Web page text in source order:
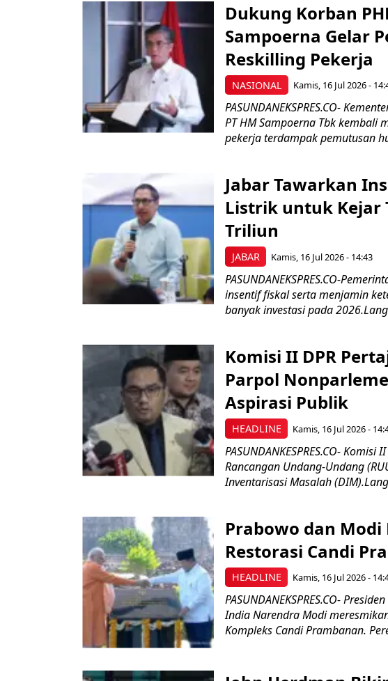
NASIONAL
Dukung Korban
Sampoerna Gelar
Reskilling Pekerja
Kamis, 16 Jul 2026 -
PASUNDANEKSPRES.CO-
PT HM Sampoerna Tbk kembali
pekerja terdampak pemutusan
JABAR
Jabar Tawarkan
Listrik untuk Kejar
Triliun
Kamis, 16 Jul 2026 - 14:43
PASUNDANEKSPRES.CO-
insentif fiskal serta menjamin
banyak investasi pada
HEADLINE
Komisi II DPR
Parpol
Aspirasi Publik
Kamis, 16 Jul 2026 -
PASUNDANKESPRES.CO-
Rancangan Undang-Undang
Inventarisasi Masalah
HEADLINE
Prabowo dan Modi
Restorasi Candi
Kamis, 16 Jul 2026 -
PASUNDANEKSPRES.CO-
India Narendra Modi
Kompleks Candi Prambanan.